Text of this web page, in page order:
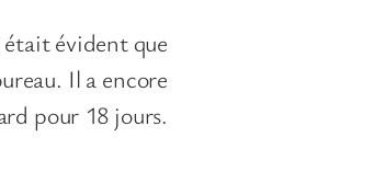
était évident que
Il a encore
pour 18 jours.